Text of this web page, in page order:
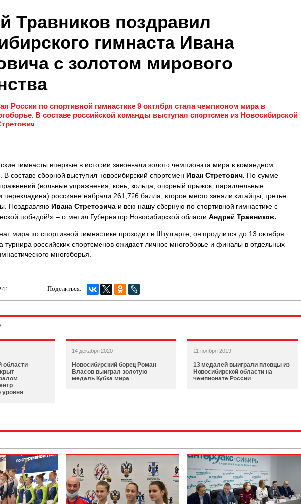
Травников поздравил
гимнаста Ивана
с золотом мирового
России по спортивной гимнастике 9 октября стала чемпионом мира в
В составе российской команды выступал спортсмен из Новосибирской
гимнасты впервые в истории завоевали золото чемпионата мира в командном
В составе сборной выступил новосибирский спортсмен Иван Стретович. По сумме
(вольные упражнения, конь, кольца, опорный прыжок, параллельные
перекладина) россияне набрали 261,726 балла, второе место заняли китайцы, третье
Поздравляю Ивана Стретовича и всю нашу сборную по спортивной гимнастике с
победой!» – отметил Губернатор Новосибирской области Андрей Травников.
мира по спортивной гимнастике проходит в Штутгарте, он продлится до 13 октября.
турнира российских спортсменов ожидает личное многоборье и финалы в отдельных
многоборья.
Поделиться:
области
уровня
14 декабря 2020
Новосибирский борец Роман
Власов выиграл золотую
медаль Кубка мира
11 ноября 2019
13 медалей выиграли пловцы из
Новосибирской области на
чемпионате России